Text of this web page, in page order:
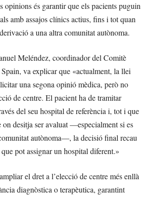
opinions és garantir que els pacients puguin
amb assajos clínics actius, fins i tot quan
a una altra comunitat autònoma.
Meléndez, coordinador del Comitè
va explicar que «actualment, la llei
una segona opinió mèdica, però no
de centre. El pacient ha de tramitar
del seu hospital de referència i, tot i que
on desitja ser avaluat —especialment si es
autònoma—, la decisió final recau
pot assignar un hospital diferent.»
el dret a l’elecció de centre més enllà
diagnòstica o terapèutica, garantint